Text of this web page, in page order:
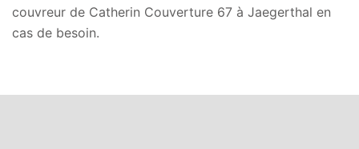
couvreur de Catherin Couverture 67 à Jaegerthal en
cas de besoin.